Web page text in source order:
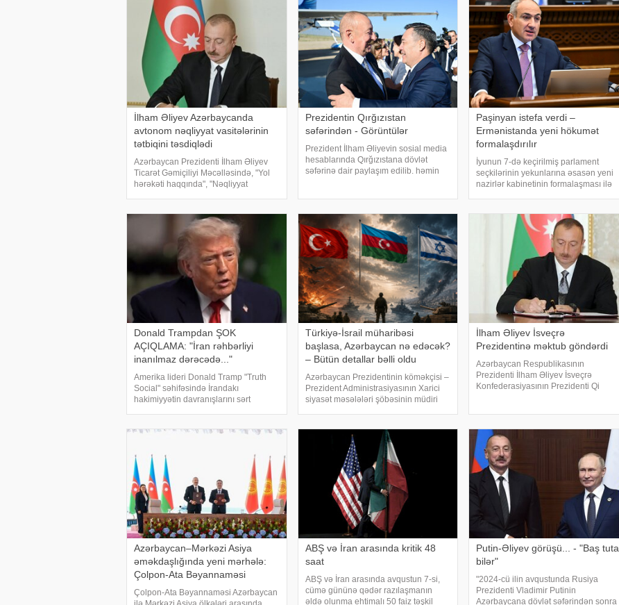
İlham Əliyev Azərbaycanda
avtonom nəqliyyat vasitələrinin
tətbiqini təsdiqlədi
Azərbaycan Prezidenti İlham Əliyev
Ticarət Gəmiçiliyi Məcəlləsində, "Yol
hərəkəti haqqında", "Nəqliyyat
iştirakçılarına mənsu
Prezidentin Qırğızıstan
səfərindən - Görüntülər
Prezident İlham Əliyevin sosial media
hesablarında Qırğızıstana dövlət
səfərinə dair paylaşım edilib. həmin
Paşinyan istefa verdi –
Ermənistanda yeni hökumət
formalaşdırılır
İyunun 7-də keçirilmiş parlament
seçkilərinin yekunlarına əsasən yeni
nazirlər kabinetinin formalaşması ilə
Ermənistanın Baş naziri Nikol
Donald Trampdan ŞOK
AÇIQLAMA: "İran rəhbərliyi
inanılmaz dərəcədə..."
Amerika lideri Donald Tramp "Truth
Social" səhifəsində İrandakı
hakimiyyətin davranışlarını sərt
açıqlayıb. KONKRET.azxəbər verir ki,
Türkiyə-İsrail müharibəsi
başlasa, Azərbaycan nə edəcək?
– Bütün detallar bəlli oldu
Azərbaycan Prezidentinin köməkçisi –
Prezident Administrasiyasının Xarici
siyasət məsələləri şöbəsinin müdiri
cəmiyyətinin müəyyən kəsimlərind
İlham Əliyev İsveçrə
Prezidentinə məktub göndərdi
Azərbaycan Respublikasının
Prezidenti İlham Əliyev İsveçrə
Konfederasiyasının Prezidenti Qi
Konfederasiyasını
Azərbaycan–Mərkəzi Asiya
əməkdaşlığında yeni mərhələ:
Çolpon-Ata Bəyannaməsi
Çolpon-Ata Bəyannaməsi Azərbaycan
ABŞ və İran arasında kritik 48
saat
ABŞ və İran arasında avqustun 7-si,
cümə gününə qədər razılaşmanın
əldə olunma ehtimalı 50 faiz təşkil
Putin-Əliyev görüşü... - "Baş tuta
bilər"
"2024-cü ilin avqustunda Rusiya
Prezidenti Vladimir Putinin
Azərbaycana dövlət səfərindən sonra